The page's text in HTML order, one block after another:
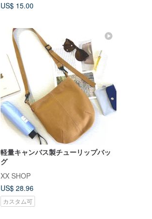
US$ 15.00
軽量キャンバス製チューリップバッ
グ
XX SHOP
US$ 28.96
カスタム可